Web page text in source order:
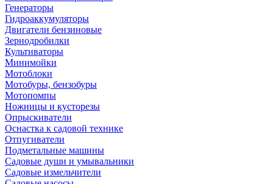
Генераторы
Гидроаккумуляторы
Двигатели бензиновые
Зернодробилки
Культиваторы
Минимойки
Мотоблоки
Мотобуры, бензобуры
Мотопомпы
Ножницы и кусторезы
Опрыскиватели
Оснастка к садовой технике
Отпугиватели
Подметальные машины
Садовые души и умывальники
Садовые измельчители